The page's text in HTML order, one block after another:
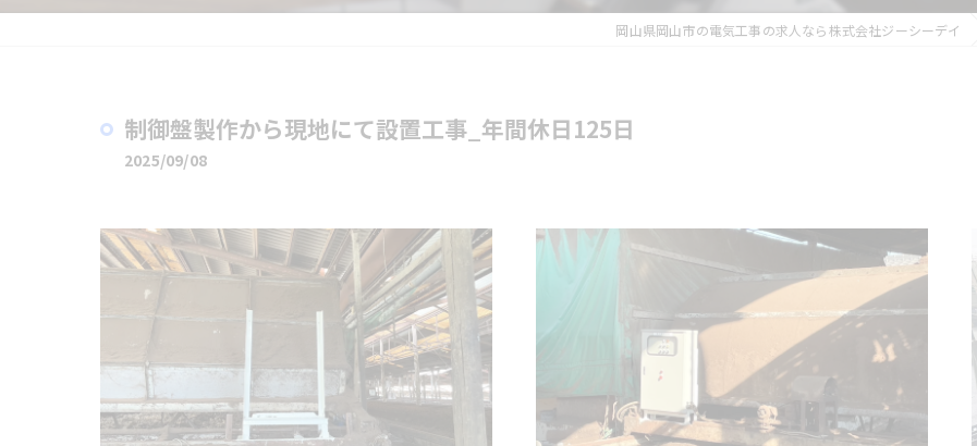
岡山県岡山市の電気工事の求人なら株式会社ジーシーデイ
制御盤製作から現地にて設置工事_年間休日125日
2025/09/08